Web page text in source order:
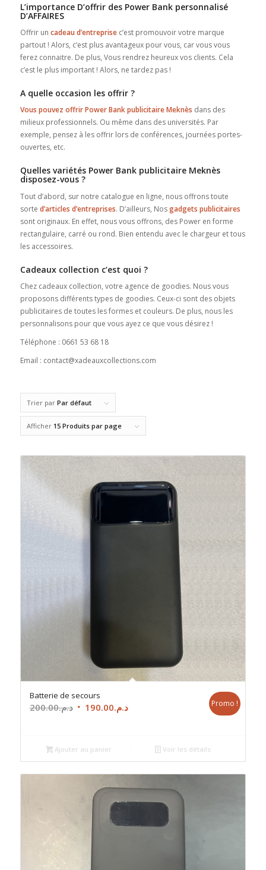
L’importance D’offrir des Power Bank personnalisé
D’AFFAIRES
Offrir un cadeau d’entreprisec’est promouvoir votre marque
partout ! Alors, c’est plus avantageux pour vous, car vous vous
ferez connaitre. De plus, Vous rendrez heureux vos clients. Cela
c’est le plus important ! Alors, ne tardez pas !
A quelle occasion les offrir ?
Vous pouvez offrir Power Bank publicitaire Meknès dans des
milieux professionnels. Ou même dans des universités. Par
exemple, pensez à les offrir lors de conférences, journées portes-
ouvertes, etc.
Quelles variétés Power Bank publicitaire Meknès
disposez-vous ?
Tout d’abord, sur notre catalogue en ligne, nous offrons toute
sorte d’articles d’entreprises. D’ailleurs, Nosgadgets publicitaires
sont originaux. En effet, nous vous offrons, des Power en forme
rectangulaire, carré ou rond. Bien entendu avec le chargeur et tous
les accessoires.
Cadeaux collection c’est quoi ?
Chez cadeaux collection, votre agence de goodies. Nous vous
proposons différents types de goodies. Ceux-ci sont des objets
publicitaires de toutes les formes et couleurs. De plus, nous les
personnalisons pour que vous ayez ce que vous désirez !
Téléphone : 0661 53 68 18
Email : contact@xadeauxcollections.com
Trier par Par défaut
Afficher 15 Produits par page
Batterie de secours
د.م.200.00
Le
était :
د.م.200.00.
د.م.190.00
Le
د.م.190.00.
Promo !
Ajouter au panier Voir les détails